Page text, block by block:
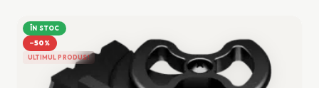
ÎN STOC
−50%
ULTIMUL PRODUS!